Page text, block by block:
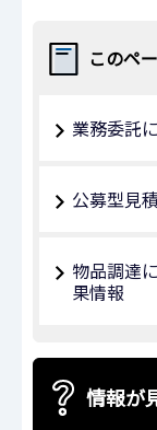
このペ
業務委託
公募型⾒
物品調達
果情報
情報が